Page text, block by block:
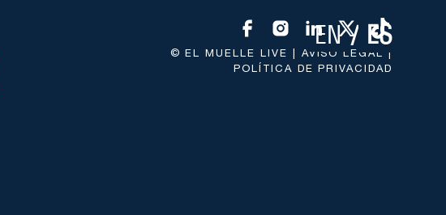
© EL MUELLE LIVE | AVISO LEGAL |
POLÍTICA DE PRIVACIDAD
EN ES